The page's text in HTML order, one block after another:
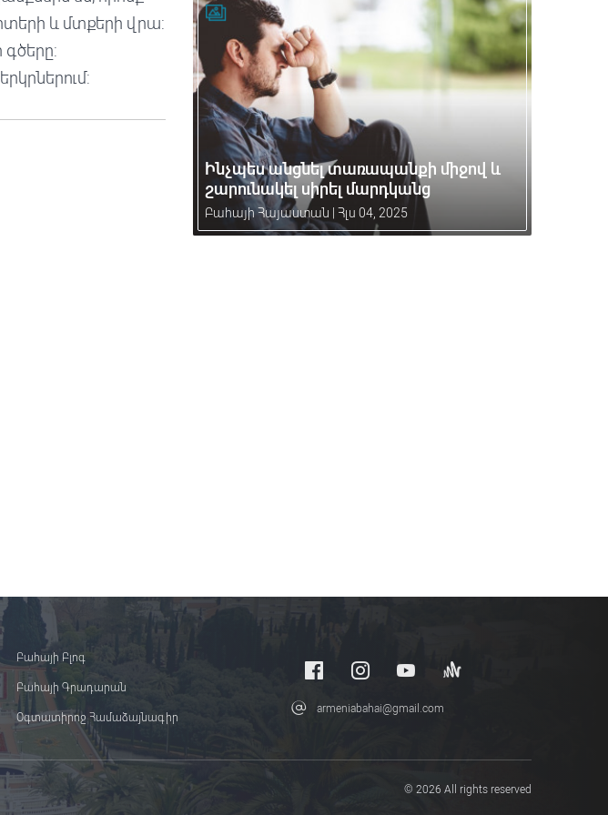
և մտքերի վրա:
գծերը:
Ինչպես անցնել տառապանքի միջով և
շարունակել սիրել մարդկանց
Բահայի Հայաստան |Հլս 04, 2025
Բահայի Բլոգ
Բահայի Գրադարան
Օգտատիրոջ Համաձայնագիր
armeniabahai@gmail.com
© 2026 All rights reserved